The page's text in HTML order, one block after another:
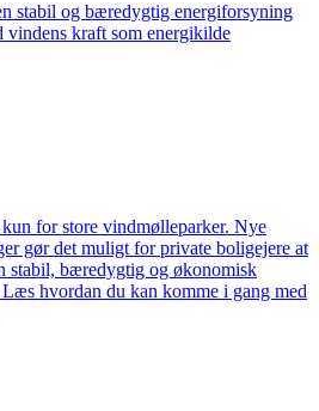
stabil og bæredygtig energiforsyning
kraft som energikilde
for store vindmølleparker. Nye
gør det muligt for private boligejere at
stabil, bæredygtig og økonomisk
hvordan du kan komme i gang med